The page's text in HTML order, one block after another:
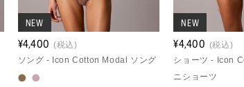
NEW
¥4,400 (税込)
ソング - Icon Cotton Modal ソング
NEW
¥4,400 (税込)
ショーツ - Icon
ニショーツ